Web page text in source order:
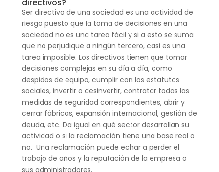
directivos?
Ser directivo de una sociedad es una actividad de
riesgo puesto que la toma de decisiones en una
sociedad no es una tarea fácil y si a esto se suma
que no perjudique a ningún tercero, casi es una
tarea imposible. Los directivos tienen que tomar
decisiones complejas en su día a día, como
despidos de equipo, cumplir con los estatutos
sociales, invertir o desinvertir, contratar todas las
medidas de seguridad correspondientes, abrir y
cerrar fábricas, expansión internacional, gestión de
deuda, etc. Da igual en qué sector desarrollan su
actividad o si la reclamación tiene una base real o
no. Una reclamación puede echar a perder el
trabajo de años y la reputación de la empresa o
sus administradores.